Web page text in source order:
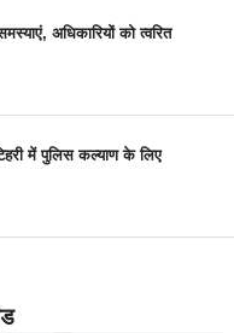
अधिकारियों को त्वरित
में पुलिस कल्याण के लिए